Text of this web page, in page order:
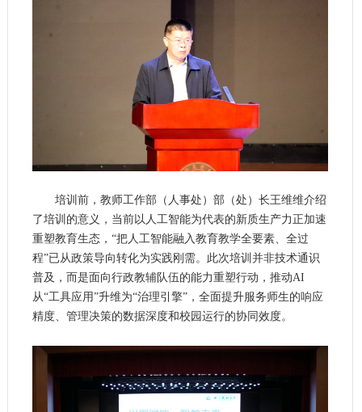
培训前，教师工作部（人事处）部（处）长王维维介绍
了培训的意义，当前以人工智能为代表的新质生产力正加速
重塑教育生态，“把人工智能融入教育教学全要素、全过
程”已从政策导向转化为实践刚需。此次培训并非技术通识
普及，而是面向行政教辅队伍的能力重塑行动，推动AI
从“工具应用”升维为“治理引擎”，全面提升服务师生的响应
精度、管理决策的数据深度和校园运行的协同效度。